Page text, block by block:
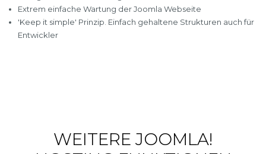
Extrem einfache Wartung der Joomla Webseite
'Keep it simple' Prinzip. Einfach gehaltene Strukturen auch für
Entwickler
WEITERE JOOMLA!